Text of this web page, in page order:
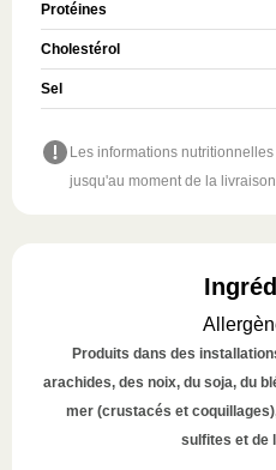
Protéines
Cholestérol
Sel
Les informations
jusqu'au moment de la
Produits dans des
arachides, des noix, du soja, du
mer (crustacés et
sulfites et de